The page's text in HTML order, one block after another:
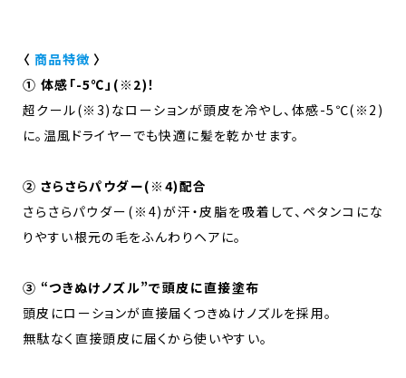
〈 商品特徴 〉
① 体感「-5℃」(※2)！
超クール(※3)なローションが頭皮を冷やし、体感-5℃(※2)
に。温風ドライヤーでも快適に髪を乾かせます。
② さらさらパウダー(※4)配合
さらさらパウダー(※4)が汗・皮脂を吸着して、ペタンコにな
りやすい根元の毛をふんわりヘアに。
③ “つきぬけノズル”で頭皮に直接塗布
頭皮にローションが直接届くつきぬけノズルを採用。
無駄なく直接頭皮に届くから使いやすい。